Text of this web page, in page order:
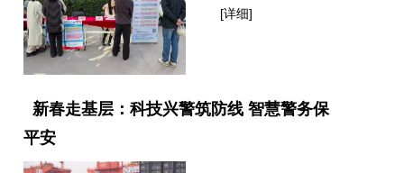
[详细]
新春走基层：科技兴警筑防线 智慧警务保
平安